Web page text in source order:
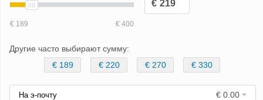
Другие часто выбирают сумму:
€ 189
€ 220 € 270 € 330
На э-почту € 0.00